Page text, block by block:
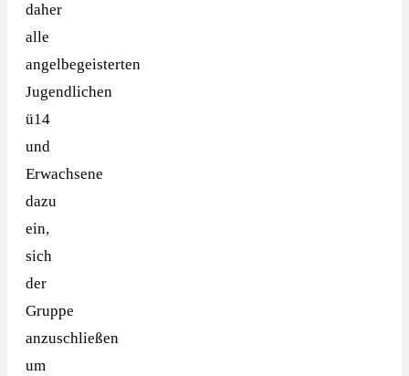
daher
alle
angelbegeisterten
Jugendlichen
ü14
und
Erwachsene
dazu
ein,
sich
der
Gruppe
anzuschließen
um